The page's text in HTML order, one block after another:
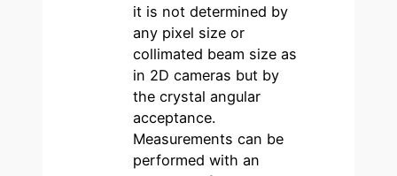
it is not determined by
any pixel size or
collimated beam size as
in 2D cameras but by
the crystal angular
acceptance.
Measurements can be
performed with an